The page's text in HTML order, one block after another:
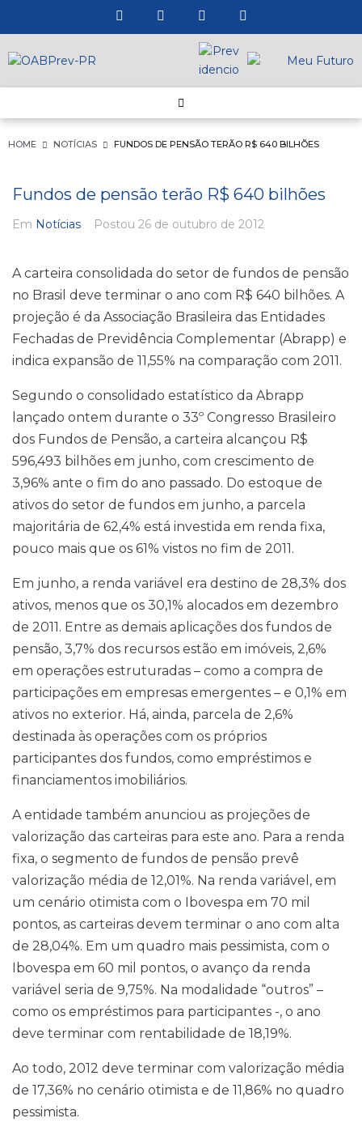
HOME NOTÍCIAS FUNDOS DE PENSÃO TERÃO R$ 640 BILHÕES
Fundos de pensão terão R$ 640 bilhões
Em Notícias Postou 26 de outubro de 2012
A carteira consolidada do setor de fundos de pensão
no Brasil deve terminar o ano com R$ 640 bilhões. A
projeção é da Associação Brasileira das Entidades
Fechadas de Previdência Complementar (Abrapp) e
indica expansão de 11,55% na comparação com 2011.
Segundo o consolidado estatístico da Abrapp
lançado ontem durante o 33º Congresso Brasileiro
dos Fundos de Pensão, a carteira alcançou R$
596,493 bilhões em junho, com crescimento de
3,96% ante o fim do ano passado. Do estoque de
ativos do setor de fundos em junho, a parcela
majoritária de 62,4% está investida em renda fixa,
pouco mais que os 61% vistos no fim de 2011.
Em junho, a renda variável era destino de 28,3% dos
ativos, menos que os 30,1% alocados em dezembro
de 2011. Entre as demais aplicações dos fundos de
pensão, 3,7% dos recursos estão em imóveis, 2,6%
em operações estruturadas – como a compra de
participações em empresas emergentes – e 0,1% em
ativos no exterior. Há, ainda, parcela de 2,6%
destinada às operações com os próprios
participantes dos fundos, como empréstimos e
financiamentos imobiliários.
A entidade também anunciou as projeções de
valorização das carteiras para este ano. Para a renda
fixa, o segmento de fundos de pensão prevê
valorização média de 12,01%. Na renda variável, em
um cenário otimista com o Ibovespa em 70 mil
pontos, as carteiras devem terminar o ano com alta
de 28,04%. Em um quadro mais pessimista, com o
Ibovespa em 60 mil pontos, o avanço da renda
variável seria de 9,75%. Na modalidade “outros” –
como os empréstimos para participantes -, o ano
deve terminar com rentabilidade de 18,19%.
Ao todo, 2012 deve terminar com valorização média
de 17,36% no cenário otimista e de 11,86% no quadro
pessimista.